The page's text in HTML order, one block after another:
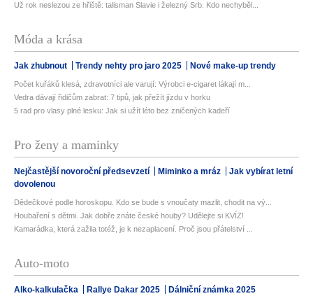
Už rok neslezou ze hřiště: talisman Slavie i železný Srb. Kdo nechyběl...
Móda a krása
Jak zhubnout Trendy nehty pro jaro 2025 Nové make-up trendy
Počet kuřáků klesá, zdravotníci ale varují: Výrobci e-cigaret lákají m...
Vedra dávají řidičům zabrat: 7 tipů, jak přežít jízdu v horku
5 rad pro vlasy plné lesku: Jak si užít léto bez zničených kadeří
Pro ženy a maminky
Nejčastější novoroční předsevzetí Miminko a mráz
Jak vybírat letní
dovolenou
Dědečkové podle horoskopu. Kdo se bude s vnoučaty mazlit, chodit na vý...
Houbaření s dětmi. Jak dobře znáte české houby? Udělejte si KVÍZ!
Kamarádka, která zažila totéž, je k nezaplacení. Proč jsou přátelství ...
Auto-moto
Alko-kalkulačka Rallye Dakar 2025 Dálniční známka 2025